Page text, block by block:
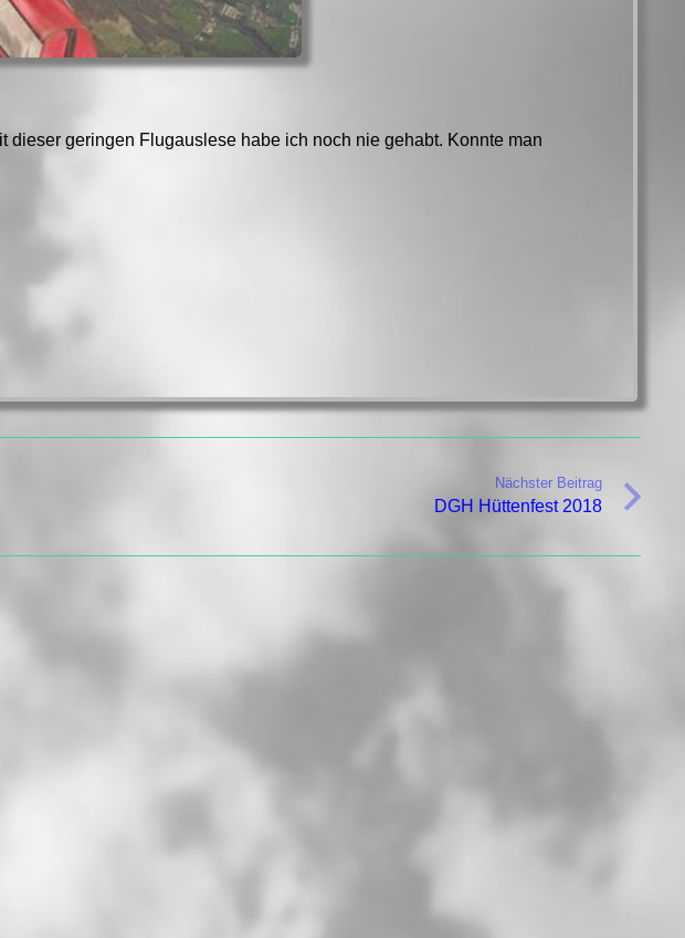
dieser geringen Flugauslese habe ich noch nie gehabt. Konnte man
Nächster Beitrag
DGH Hüttenfest 2018